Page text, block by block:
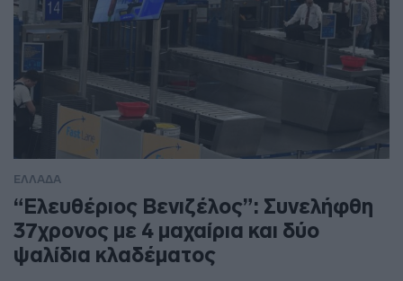
ΕΛΛΑΔΑ
“Ελευθέριος Βενιζέλος”: Συνελήφθη
37χρονος με 4 μαχαίρια και δύο
ψαλίδια κλαδέματος